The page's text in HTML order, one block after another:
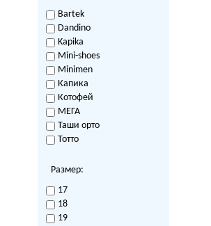
Bartek
Dandino
Kapika
Mini-shoes
Minimen
Капика
Котофей
МЕГА
Таши орто
Тотто
Размер:
17
18
19